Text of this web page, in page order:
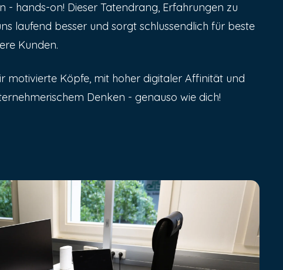
- hands-on! Dieser Tatendrang, Erfahrungen zu
laufend besser und sorgt schlussendlich für beste
Kunden.
motivierte Köpfe, mit hoher digitaler Affinität und
Denken - genauso wie dich!